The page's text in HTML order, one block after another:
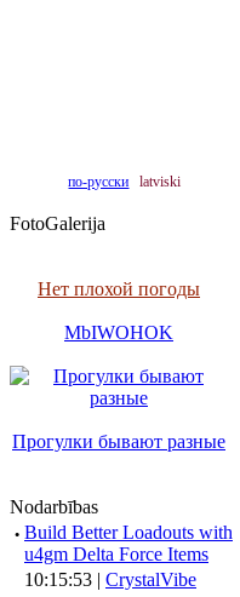
по-русски latviski
FotoGalerija
Нет плохой погоды
MbIWOHOK
Прогулки бывают разные
Nodarbības
· Build Better Loadouts with
u4gm Delta Force Items
10:15:53 | CrystalVibe